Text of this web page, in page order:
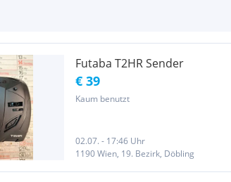
Futaba T2HR Sender
€ 39
Kaum benutzt
02.07. - 17:46 Uhr
1190 Wien, 19. Bezirk, Döbling